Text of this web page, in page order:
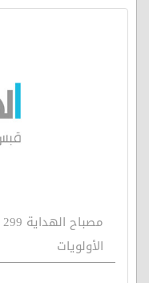
الأولويات